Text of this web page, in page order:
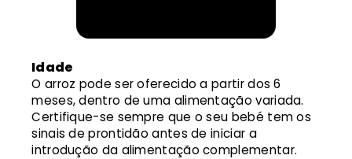
Idade
O arroz pode ser oferecido a partir dos 6
meses, dentro de uma alimentação variada.
Certifique-se sempre que o seu bebé tem os
sinais de prontidão antes de iniciar a
introdução da alimentação complementar.